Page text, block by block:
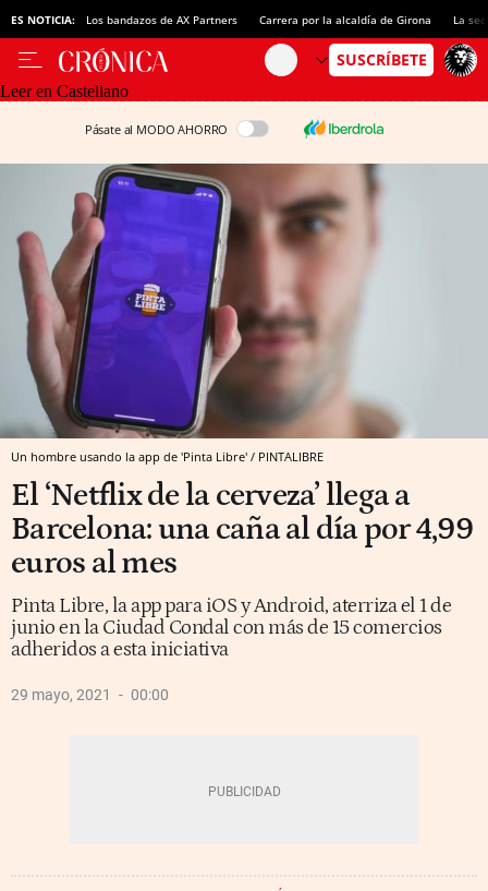
ES NOTICIA: Los bandazos de AX Partners Carrera por la alcaldía de Girona La
Leer en Castellano
Pásate al MODO AHORRO
Un hombre usando la app de 'Pinta Libre' / PINTALIBRE
El ‘Netflix de la cerveza’ llega a
Barcelona: una caña al día por 4,99
euros al mes
Pinta Libre, la app para iOS y Android, aterriza el 1 de
junio en la Ciudad Condal con más de 15 comercios
adheridos a esta iniciativa
29 mayo, 2021 00:00